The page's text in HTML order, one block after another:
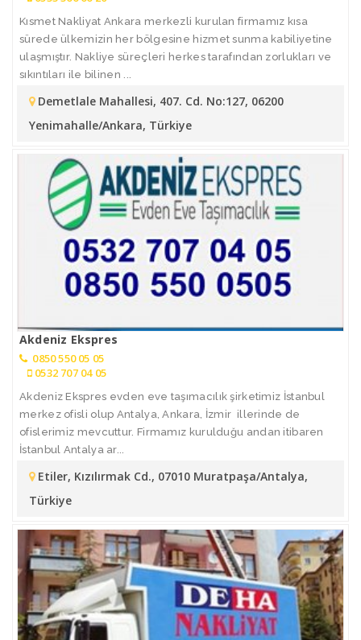
Kısmet Nakliyat Ankara merkezli kurulan firmamız kısa
sürede ülkemizin her bölgesine hizmet sunma kabiliyetine
ulaşmıştır. Nakliye süreçleri herkes tarafından zorlukları ve
sıkıntıları ile bilinen ...
Demetlale Mahallesi, 407. Cd. No:127, 06200
Yenimahalle/Ankara, Türkiye
Akdeniz Ekspres
0850 550 05 05
0532 707 04 05
Akdeniz Ekspres evden eve taşımacılık şirketimiz İstanbul
merkez ofisli olup Antalya, Ankara, İzmir illerinde de
ofislerimiz mevcuttur. Firmamız kurulduğu andan itibaren
İstanbul Antalya ar...
Etiler, Kızılırmak Cd., 07010 Muratpaşa/Antalya,
Türkiye